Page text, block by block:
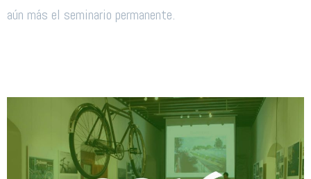
aún más el seminario permanente.